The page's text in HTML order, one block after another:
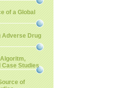
of a Global
Adverse Drug
Case Studies
of